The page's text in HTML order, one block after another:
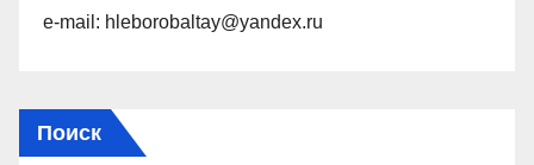
e-mail: hleborobaltay@yandex.ru
Поиск